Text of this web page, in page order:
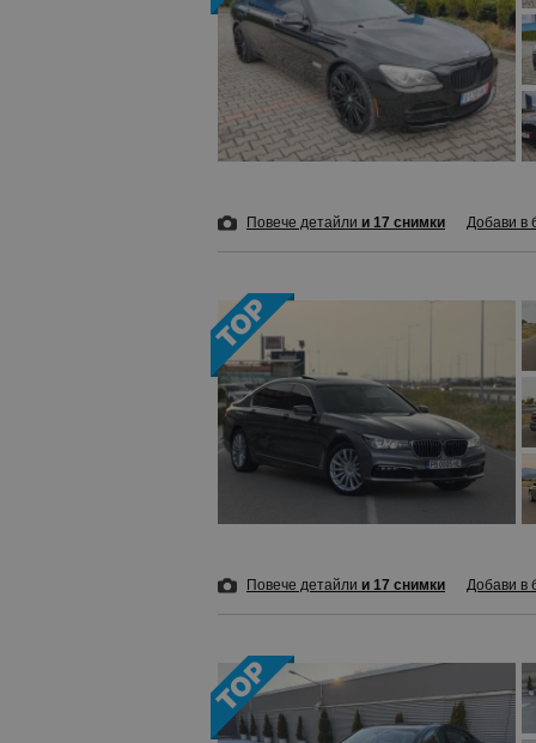
Повече детайли и 17 снимки Добави в
Повече детайли и 17 снимки Добави в